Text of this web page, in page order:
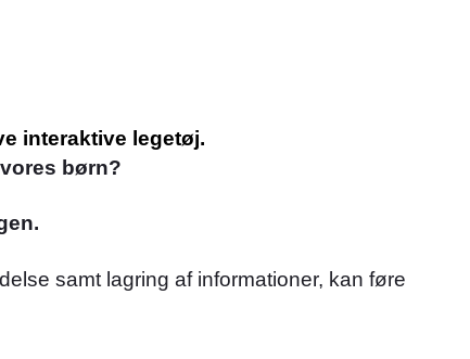
interaktive legetøj.
børn?
samt lagring af informationer, kan føre